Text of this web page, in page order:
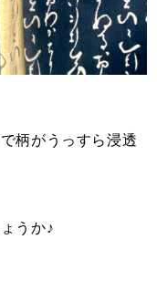
柄がうっすら浸透
うか♪